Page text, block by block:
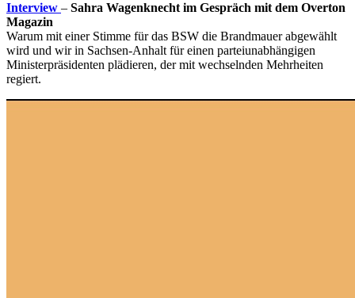
Interview – Sahra Wagenknecht im Gespräch mit dem Overton
Magazin
Warum mit einer Stimme für das BSW die Brandmauer abgewählt
wird und wir in Sachsen-Anhalt für einen parteiunabhängigen
Ministerpräsidenten plädieren, der mit wechselnden Mehrheiten
regiert.